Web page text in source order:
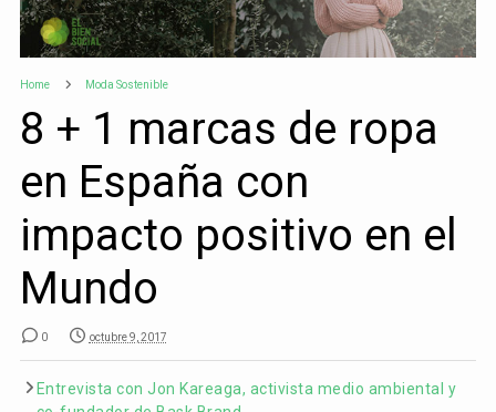
Home Moda Sostenible
8 + 1 marcas de ropa
en España con
impacto positivo en el
Mundo
0 octubre 9, 2017
Entrevista con Jon Kareaga, activista medio ambiental y